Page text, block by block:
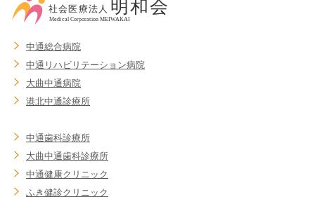
中通総合病院
中通リハビリテーション病院
大曲中通病院
港北中通診療所
中通歯科診療所
大曲中通歯科診療所
中通健康クリニック
ふき健診クリニック